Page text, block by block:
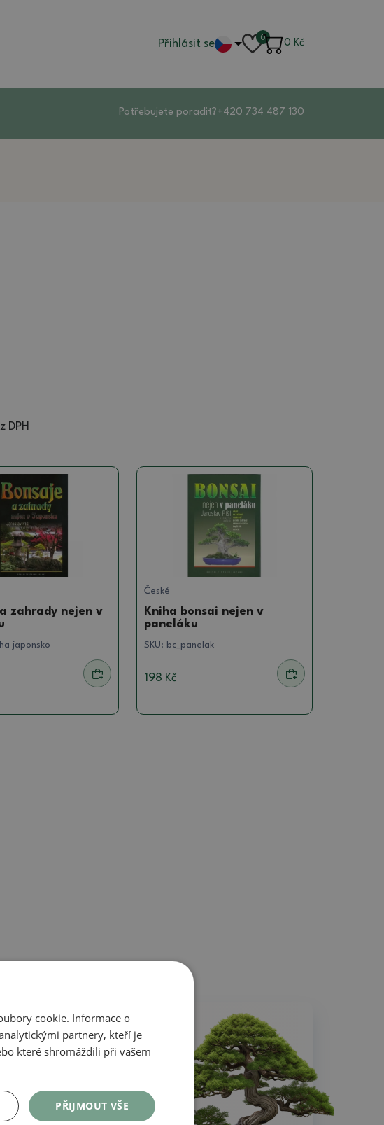
Přihlásit se 0
0 Kč
Potřebujete poradit?+420 734 487 130
DPH
zahrady nejen v
japonsko
České
Kniha bonsai nejen v
paneláku
SKU: bc_panelak
198 Kč
cookie. Informace o
partnery, kteří je
které shromáždili při vašem
PŘIJMOUT VŠE